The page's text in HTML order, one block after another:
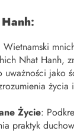
:
Wietnamski
Nhat Hanh,
uważności jako
życia
Życie:
praktyk